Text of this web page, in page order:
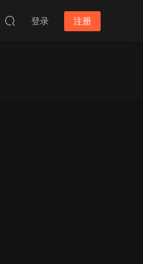
登录 注册